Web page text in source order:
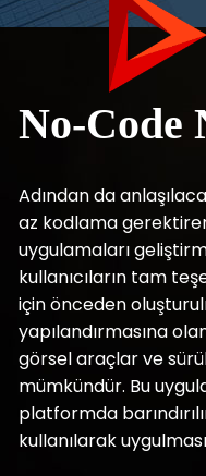
No-Code
Adından da
az kodlama
uygulamaları
kullanıcıların tam
için önceden
yapılandırmasına
görsel araçlar ve
mümkündür. Bu
platformda
kullanılarak